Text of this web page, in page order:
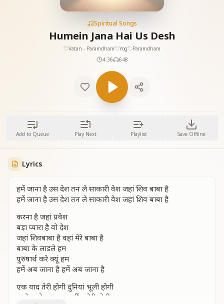
Spiritual Songs
Humein Jana Hai Us Desh
Vatan - Paramdham Yog
Paramdham
4:36
648
Add to Queue Play Next Playlist Save Offline
Lyrics
हमें जाना है उस देश तन ले साकारी वेश जहां शिव बाबा है
हमें जाना है उस देश तन ले साकारी वेश जहां शिव बाबा है
करना है जहां प्रवेश
बड़ा प्यारा है वो देश
जहां शिवबाबा है वहां मेरे बाबा है
बाबा के लाडले हम
पुरुषार्थ करे क्यूं हम
हमें अब जाना है हमें अब जाना है
एक याद तेरी होगी दुनियां भूली होगी
जाते जाते बाबा बस खींच तेरी होगी